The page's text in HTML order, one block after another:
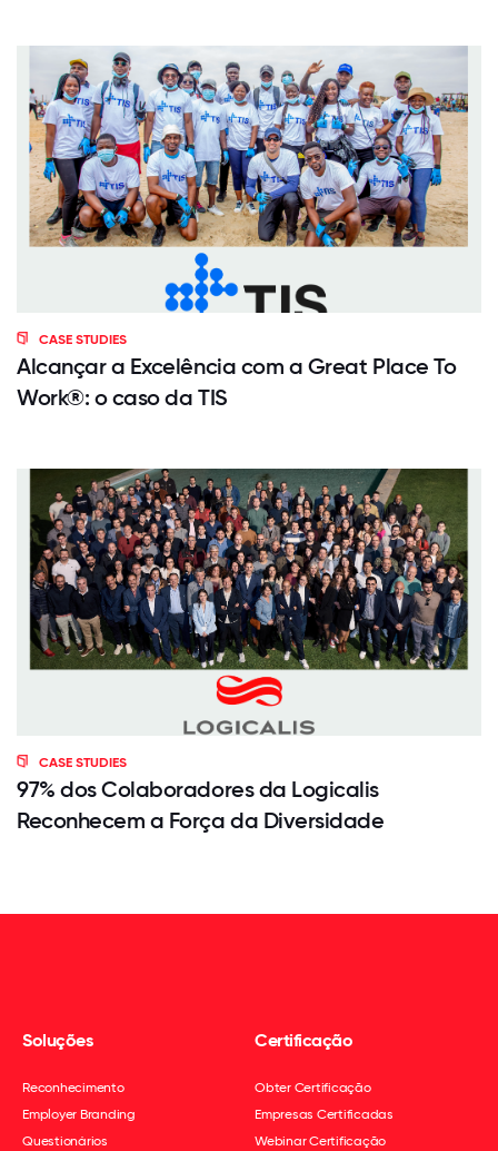
CASE STUDIES
Alcançar a Excelência com a Great Place To
Work®: o caso da TIS
CASE STUDIES
97% dos Colaboradores da Logicalis
Reconhecem a Força da Diversidade
Soluções
Reconhecimento
Employer Branding
Questionários
Certificação
Obter Certificação
Empresas Certificadas
Webinar Certificação